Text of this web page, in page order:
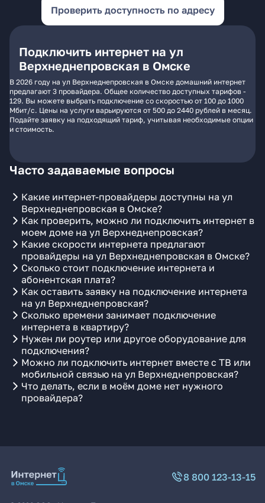
Проверить доступность по адресу
Подключить интернет на ул
Верхнеднепровская в Омске
В 2026 году на ул Верхнеднепровская в Омске домашний интернет
предлагают 3 провайдера. Общее количество доступных тарифов -
129. Вы можете выбрать подключение со скоростью от 100 до 1000
Мбит/с. Цены на услуги варьируются от 500 до 2440 рублей в месяц.
Подайте заявку на подходящий тариф, учитывая необходимые опции
и стоимость.
Часто задаваемые вопросы
Какие интернет-провайдеры доступны на ул
Верхнеднепровская в Омске?
Как проверить, можно ли подключить интернет в
моем доме на ул Верхнеднепровская?
Какие скорости интернета предлагают
провайдеры на ул Верхнеднепровская в Омске?
Сколько стоит подключение интернета и
абонентская плата?
Как оставить заявку на подключение интернета
на ул Верхнеднепровская?
Сколько времени занимает подключение
интернета в квартиру?
Нужен ли роутер или другое оборудование для
подключения?
Можно ли подключить интернет вместе с ТВ или
мобильной связью на ул Верхнеднепровская?
Что делать, если в моём доме нет нужного
провайдера?
8 800 123-13-15